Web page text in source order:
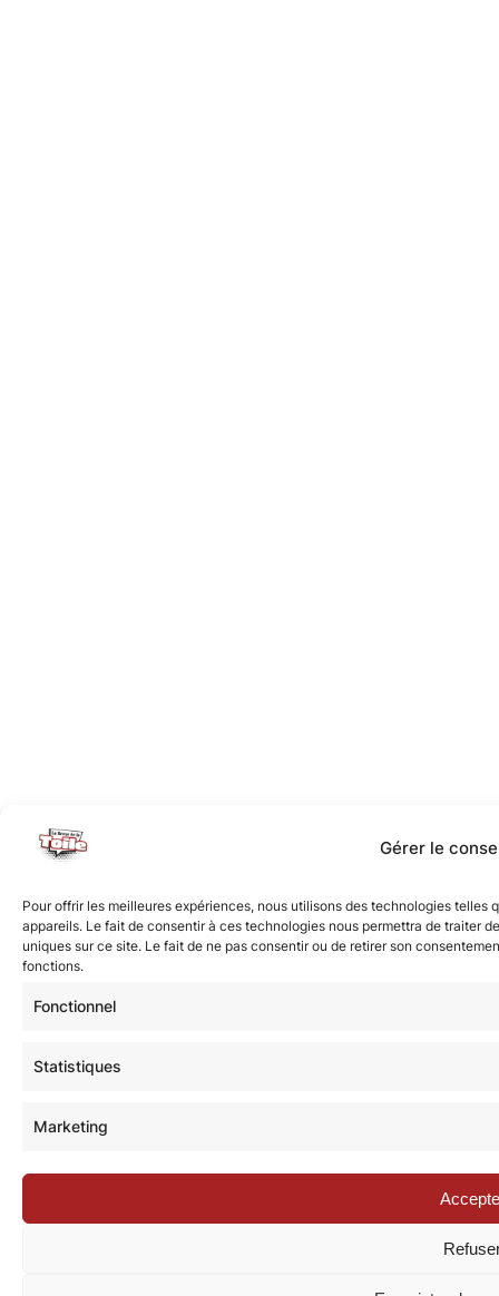
Gérer le
Pour offrir les meilleures expériences, nous utilisons des technologies
appareils. Le fait de consentir à ces technologies nous permettra de traiter
uniques sur ce site. Le fait de ne pas consentir ou de retirer son
fonctions.
Fonctionnel
Statistiques
Marketing